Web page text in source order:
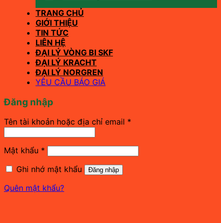
TRANG CHỦ
GIỚI THIỆU
TIN TỨC
LIÊN HỆ
ĐẠI LÝ VÒNG BI SKF
ĐẠI LÝ KRACHT
ĐẠI LÝ NORGREN
YÊU CẦU BÁO GIÁ
Đăng nhập
Tên tài khoản hoặc địa chỉ email *
Mật khẩu *
Ghi nhớ mật khẩu
Đăng nhập
Quên mật khẩu?